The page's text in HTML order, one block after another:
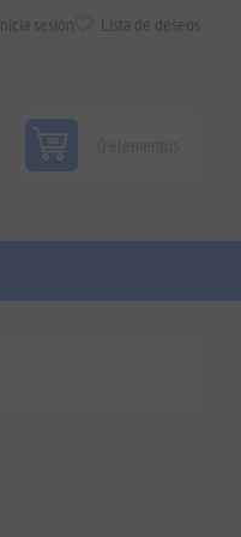
Inicia sesión Lista de deseos